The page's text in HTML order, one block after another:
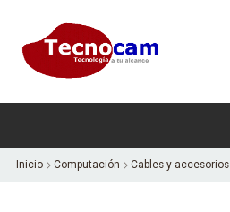
Inicio Computación Cables y accesorios